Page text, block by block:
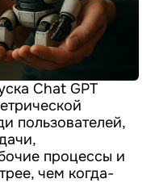
Chat GPT
пользователей,
процессы и
чем когда-